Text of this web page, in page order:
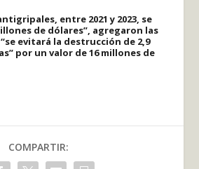
entre 2021 y 2023, se
de dólares”, agregaron las
evitará la destrucción de 2,9
por un valor de 16 millones de
COMPARTIR: